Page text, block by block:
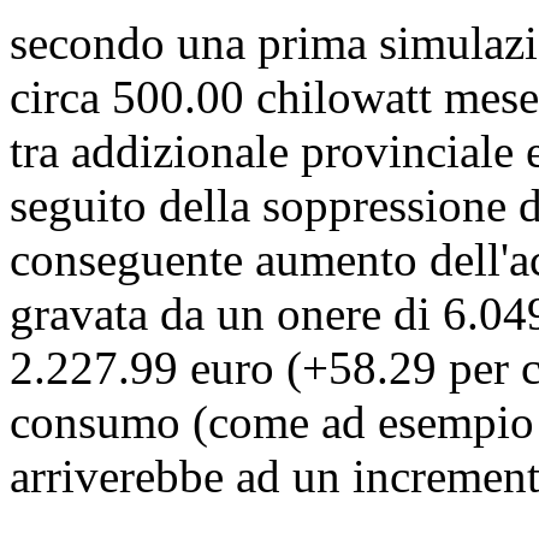
secondo una prima
circa 500.00 chilowatt
tra addizionale provinciale
seguito della
conseguente aumento
gravata da un onere di
2.227.99 euro (+58.29 per
consumo (come ad
arriverebbe ad un